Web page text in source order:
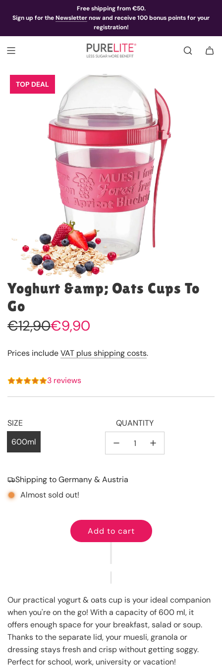
Free shipping from €50.
Sign up for theNewsletternow and receive 100 bonus points for your
registration!
TOP DEAL
Yoghurt &amp; Oats Cups To
Go
Sale
price
€12,90
Regular
price
€9,90
Prices includeVAT plus shipping costs.
3 reviews
SIZE
600ml
QUANTITY
Shipping to Germany & Austria
Almost sold out!
Add to cart
l
d
i
n
g
.
.
.
Our practical yogurt & oats cup is your ideal companion
when you're on the go! With a capacity of 600 ml, it
offers enough space for your breakfast, salad or soup.
Thanks to the separate lid, your muesli, granola or
dressing stays fresh and crisp without getting soggy.
Perfect for school, work, university or vacation!